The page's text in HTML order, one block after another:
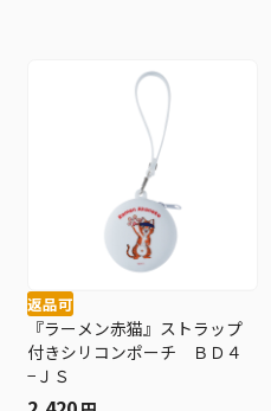
返品可
『ラーメン赤猫』ストラップ
付きシリコンポーチ ＢＤ４
−ＪＳ